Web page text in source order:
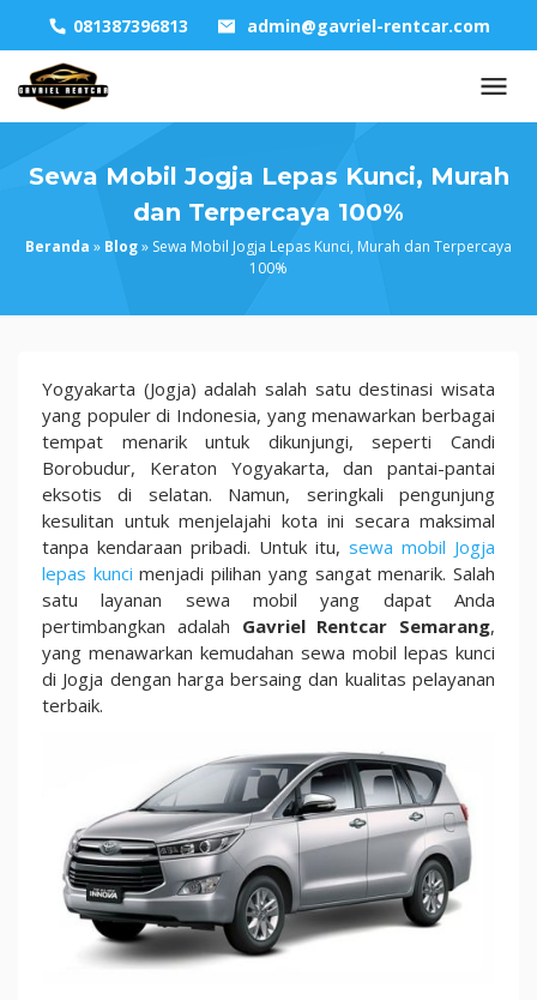
content
081387396813 admin@gavriel-rentcar.com
Sewa Mobil Jogja Lepas Kunci, Murah
dan Terpercaya 100%
Beranda » Blog» Sewa Mobil Jogja Lepas Kunci, Murah dan Terpercaya
100%
Sewa
Mobil
Jogja
Lepas
Kunci,
Murah
dan
Terpercaya
100%
Yogyakarta (Jogja) adalah salah satu destinasi wisata
yang populer di Indonesia, yang menawarkan berbagai
tempat menarik untuk dikunjungi, seperti Candi
Borobudur, Keraton Yogyakarta, dan pantai-pantai
eksotis di selatan. Namun, seringkali pengunjung
kesulitan untuk menjelajahi kota ini secara maksimal
tanpa kendaraan pribadi. Untuk itu, sewa mobil Jogja
lepas kunci menjadi pilihan yang sangat menarik. Salah
satu layanan sewa mobil yang dapat Anda
pertimbangkan adalah Gavriel Rentcar Semarang,
yang menawarkan kemudahan sewa mobil lepas kunci
di Jogja dengan harga bersaing dan kualitas pelayanan
terbaik.